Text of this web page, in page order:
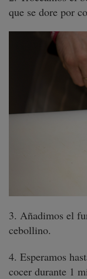
que se dore por
3. Añadimos el
cebollino.
4. Esperamos
cocer durante 1